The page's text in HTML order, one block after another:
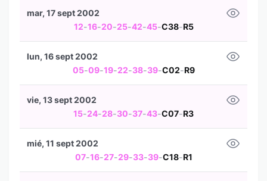
12-16-20-25-42-45-C38-R5
mar, 17 sept 2002
05-09-19-22-38-39-C02-R9
lun, 16 sept 2002
15-24-28-30-37-43-C07-R3
vie, 13 sept 2002
07-16-27-29-33-39-C18-R1
mié, 11 sept 2002